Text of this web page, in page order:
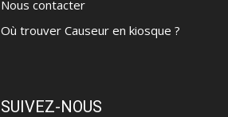
Nous contacter
Où trouver Causeur en kiosque ?
SUIVEZ-NOUS